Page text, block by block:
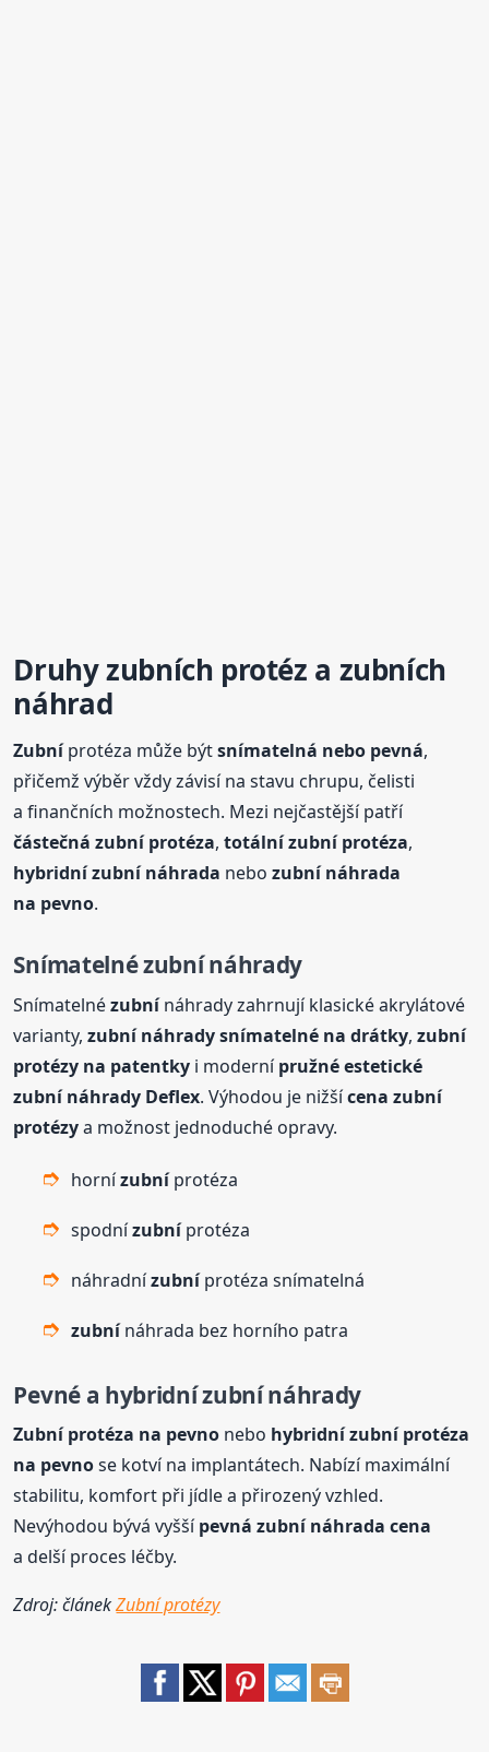
Druhyzubních protéz a zubních
náhrad
Zubníprotéza může býtsnímatelná nebo pevná,
přičemž výběr vždy závisí na stavu chrupu, čelisti
a finančních možnostech. Mezi nejčastější patří
částečnázubníprotéza,totálnízubníprotéza,
hybridnízubnínáhrada nebozubnínáhrada
na pevno.
Snímatelnézubnínáhrady
Snímatelnézubnínáhrady zahrnují klasické akrylátové
varianty,zubnínáhrady snímatelné na drátky,zubní
protézy na patentky i modernípružné estetické
zubnínáhrady Deflex. Výhodou je nižšícenazubní
protézya možnost jednoduché opravy.
hornízubníprotéza
spodnízubníprotéza
náhradnízubníprotéza snímatelná
zubnínáhrada bez horního patra
Pevné a hybridnízubnínáhrady
Zubníprotéza na pevno nebo hybridnízubníprotéza
na pevnose kotví na implantátech. Nabízí maximální
stabilitu, komfort při jídle a přirozený vzhled.
Nevýhodou bývá vyššípevnázubnínáhrada cena
a delší proces léčby.
Zdroj: článekZubní protézy